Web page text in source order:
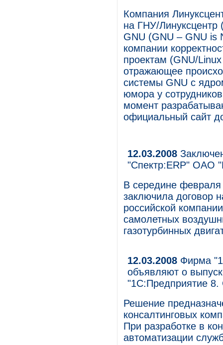
Компания
на ГНУ/Линуксцентр
GNU (GNU – GNU is
компании
проектам (GNU/
отражающее
системы GNU с
юмора у
момент
официальный сайт
12.03.2008
"Спектр:ERP" ОАО
В середине
заключила договор
российской
самолетных
газотурбинных
12.03.2008 Фирма
объявляют о
"1С:Предприятие 8.
Решение
консалтинговых
При разработке в
автоматизации